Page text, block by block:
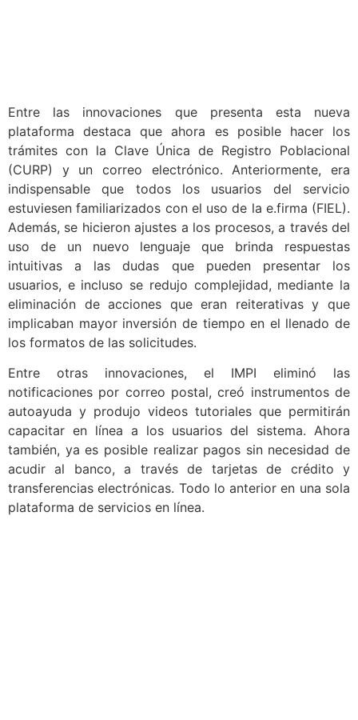
Entre las innovaciones que presenta esta nueva
plataforma destaca que ahora es posible hacer los
trámites con la Clave Única de Registro Poblacional
(CURP) y un correo electrónico. Anteriormente, era
indispensable que todos los usuarios del servicio
estuviesen familiarizados con el uso de la e.firma (FIEL).
Además, se hicieron ajustes a los procesos, a través del
uso de un nuevo lenguaje que brinda respuestas
intuitivas a las dudas que pueden presentar los
usuarios, e incluso se redujo complejidad, mediante la
eliminación de acciones que eran reiterativas y que
implicaban mayor inversión de tiempo en el llenado de
los formatos de las solicitudes.
Entre otras innovaciones, el IMPI eliminó las
notificaciones por correo postal, creó instrumentos de
autoayuda y produjo videos tutoriales que permitirán
capacitar en línea a los usuarios del sistema. Ahora
también, ya es posible realizar pagos sin necesidad de
acudir al banco, a través de tarjetas de crédito y
transferencias electrónicas. Todo lo anterior en una sola
plataforma de servicios en línea.